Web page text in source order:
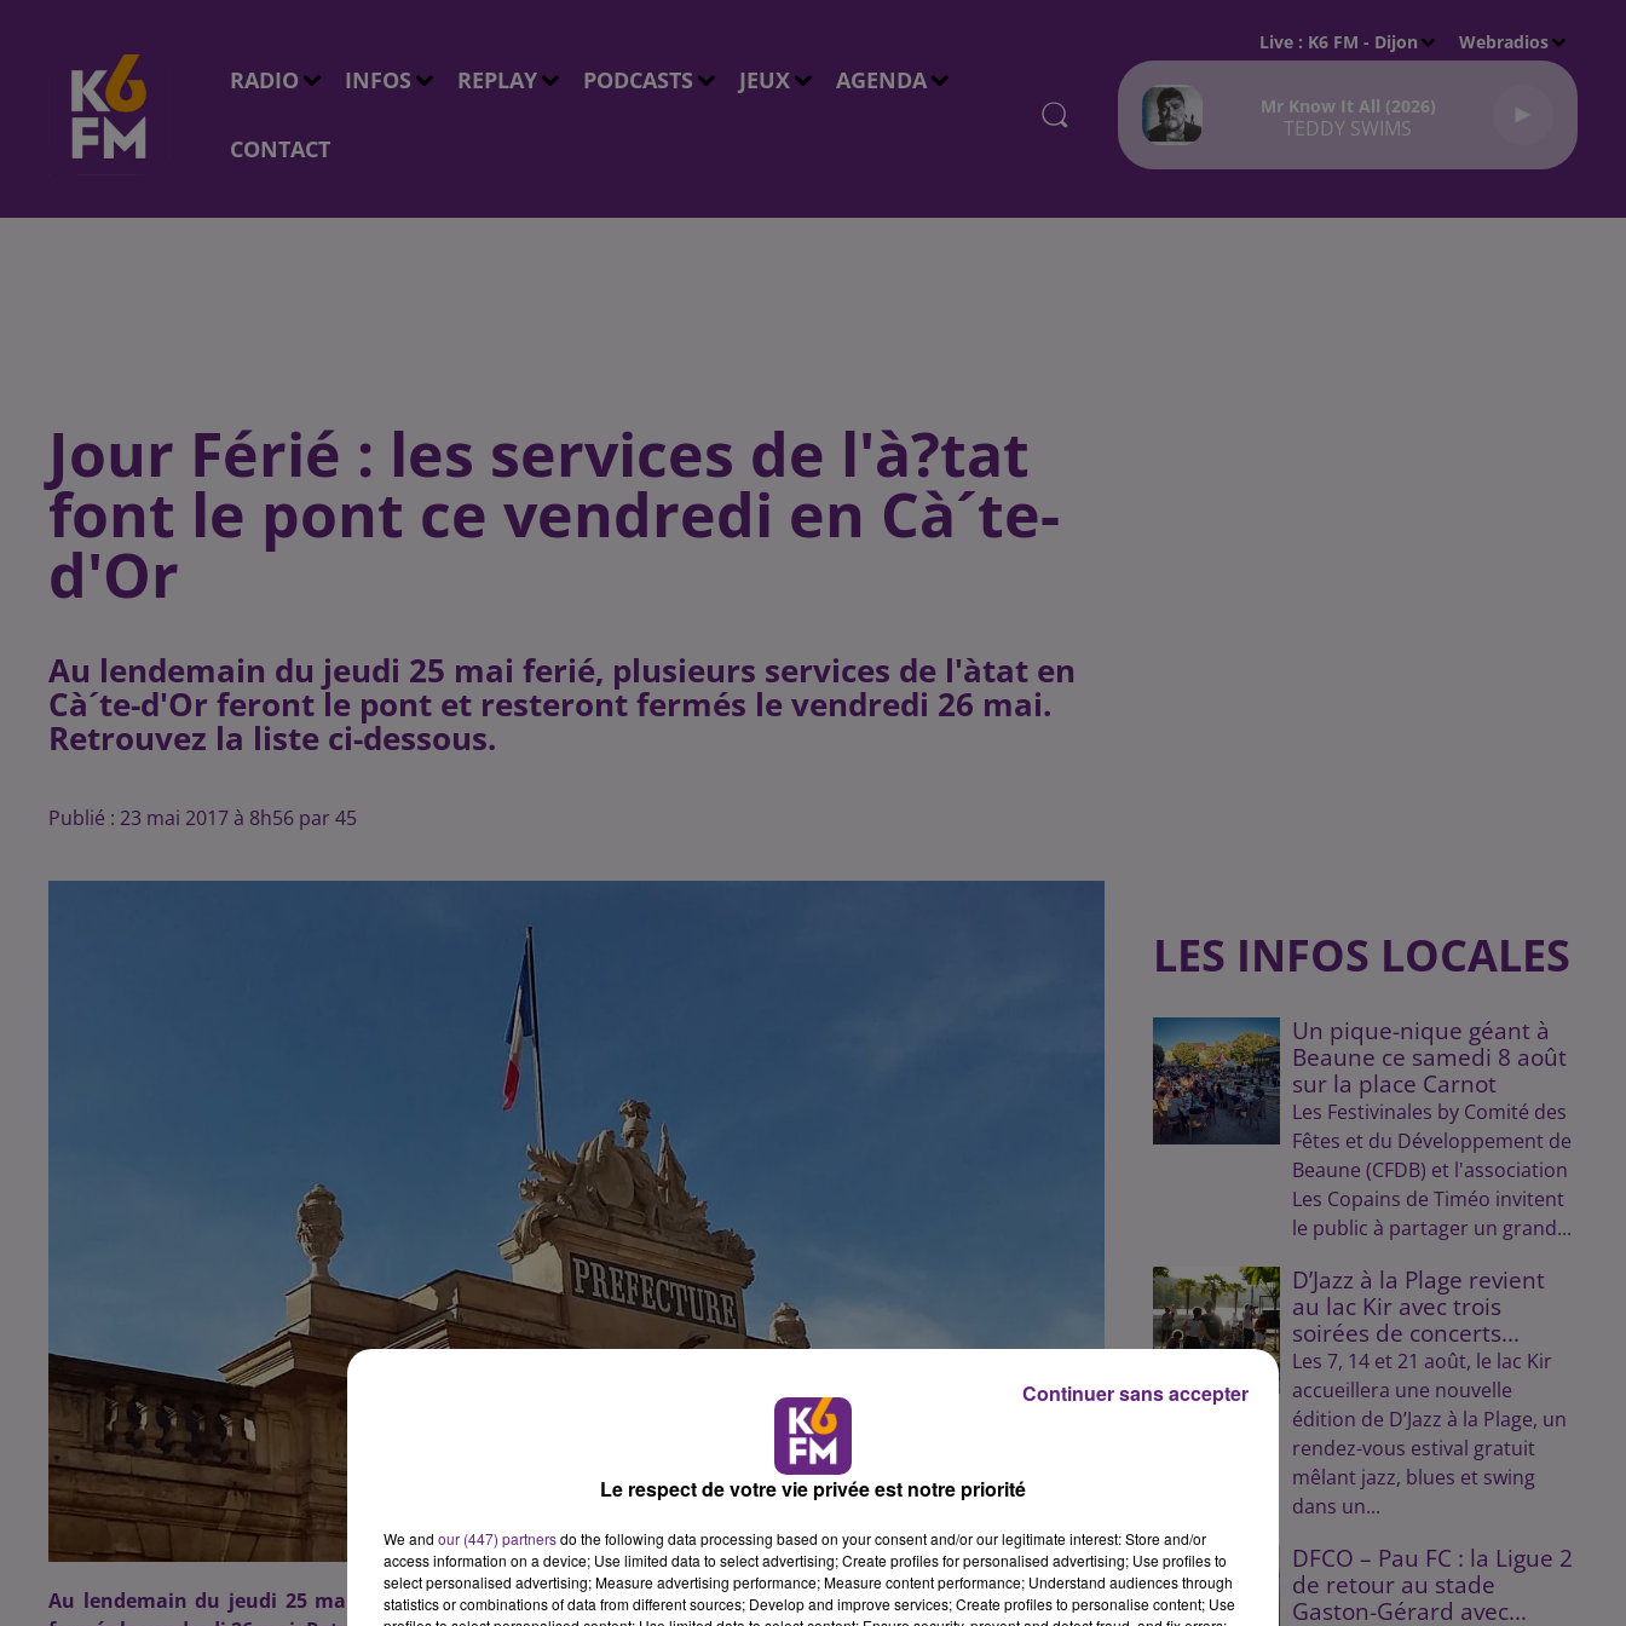
RADIO INFOS REPLAY PODCASTS JEUX AGENDA
CONTACT
Live : K6 FM - Dijon Webradios
Mr Know It All (2026)
TEDDY SWIMS
Jour Férié : les services de l'à?tat
font le pont ce vendredi en Cà´te-
d'Or
Au lendemain du jeudi 25 mai ferié, plusieurs services de l'àtat en
Cà´te-d'Or feront le pont et resteront fermés le vendredi 26 mai.
Publié : 23 mai 2017 à 8h56 par 45
Au lendemain du jeudi 25 mai ferié, plusieurs services de l'�?tat en Côte-d'Or feront le pont et resteront
LES INFOS LOCALES
Un pique-nique géant à
Beaune ce samedi 8 août
sur la place Carnot
Les Festivinales by Comité des
Fêtes et du Développement de
Beaune (CFDB) et l'association
Les Copains de Timéo invitent
le public à partager un grand...
D’Jazz à la Plage revient
au lac Kir avec trois
soirées de concerts...
Les 7, 14 et 21 août, le lac Kir
accueillera une nouvelle
édition de D’Jazz à la Plage, un
rendez-vous estival gratuit
mêlant jazz, blues et swing
dans un...
DFCO – Pau FC : la Ligue 2
de retour au stade
Gaston-Gérard avec...
Le respect de votre vie privée est notre priorité
We and our (447) partnersdo the following data processing based on your consent and/or our legitimate interest: Store and/or
access information on a device; Use limited data to select advertising; Create profiles for personalised advertising; Use profiles to
select personalised advertising; Measure advertising performance; Measure content performance; Understand audiences through
statistics or combinations of data from different sources; Develop and improve services; Create profiles to personalise content; Use
Continuer sans accepter